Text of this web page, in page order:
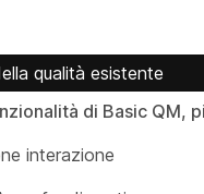
qualità esistente
di Basic QM,
interazione